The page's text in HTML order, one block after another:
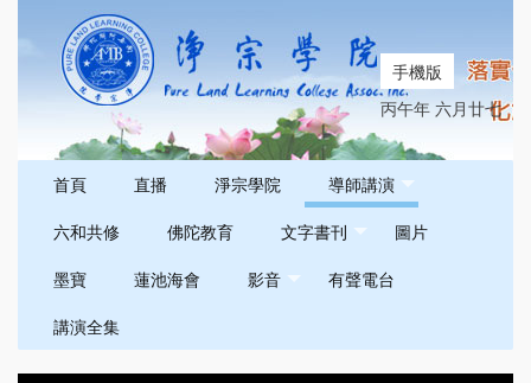
手機版
丙午年 六月廿七
首頁 直播 淨宗學院
導師講演
六和共修
佛陀教育 文字書刊
圖片
墨寶
蓮池海會 影音
有聲電台
講演全集